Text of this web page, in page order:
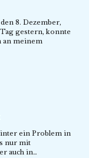
8. Dezember,
gestern, konnte
an meinem
ein Problem in
nur mit
auch in…